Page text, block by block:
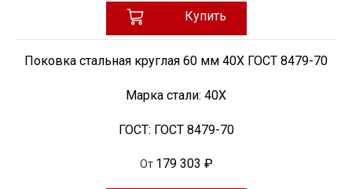
Купить
Поковка стальная круглая 60 мм 40Х ГОСТ 8479-70
Марка стали: 40Х
ГОСТ: ГОСТ 8479-70
От 179 303 ₽